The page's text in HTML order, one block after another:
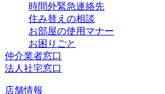
時間外緊急連絡先
住み替えの相談
お部屋の使用マナー
お困りごと
仲介業者窓口
法人社宅窓口
店舗情報